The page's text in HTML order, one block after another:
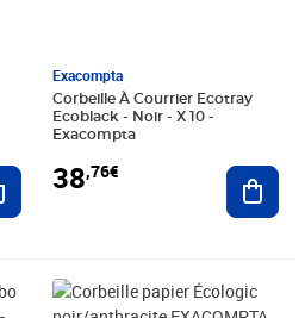
Ajouter au panier
Exacompta
Corbeille À Courrier Ecotray
Ecoblack - Noir - X 10 -
Exacompta
38,76€
Prix 51,10€